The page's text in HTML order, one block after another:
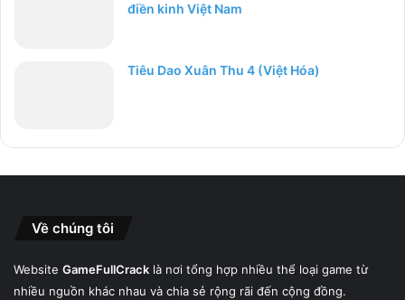
điền kinh Việt Nam
Tiêu Dao Xuân Thu 4 (Việt Hóa)
Về chúng tôi
Website GameFullCrack là nơi tổng hợp nhiều thể loại game từ
nhiều nguồn khác nhau và chia sẻ rộng rãi đến cộng đồng.